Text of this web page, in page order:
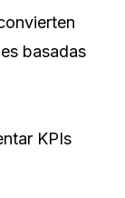
basadas
KPIs